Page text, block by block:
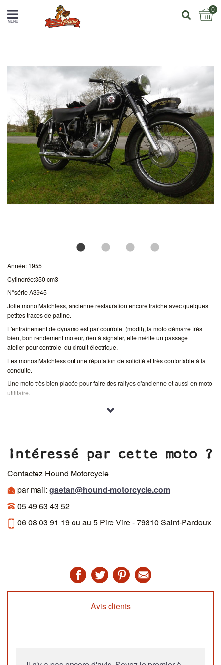
MENU
0
Année: 1955
Cylindrée:350 cm3
N°série A3945
Jolie mono Matchless, ancienne restauration encore fraiche avec quelques
petites traces de patine.
L'entrainement de dynamo est par courroie (modif), la moto démarre très
bien, bon rendement moteur, rien à signaler, elle mérite un passage
atelier pour controle du circuit électrique.
Les monos Matchless ont une réputation de solidité et très confortable à la
conduite.
Une moto très bien placée pour faire des rallyes d'ancienne et aussi en moto
utilitaire.
Les petites veilleuses de phare, les boites à outils lui donne un coté rétro
essai possible sur rendez vous tel portable 06 08 03 91 19
CG Collection Française
Intéressé par cette moto ?
Contactez Hound Motorcycle
par mail: gaetan@hound-motorcycle.com
05 49 63 43 52
06 08 03 91 19 ou au 5 Pire Vire - 79310 Saint-Pardoux
Avis clients